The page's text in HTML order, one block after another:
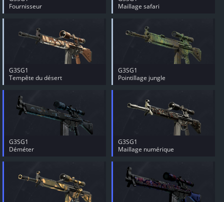
Fournisseur
Maillage safari
G3SG1
Tempête du désert
G3SG1
Pointillage jungle
G3SG1
Déméter
G3SG1
Maillage numérique